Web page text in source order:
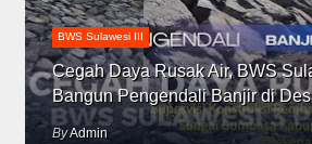
BWS Sulawesi III
Cegah Daya Rusak Air, BWS
Bangun Pengendali Banjir di
ByAdmin